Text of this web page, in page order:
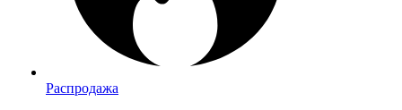
Распродажа